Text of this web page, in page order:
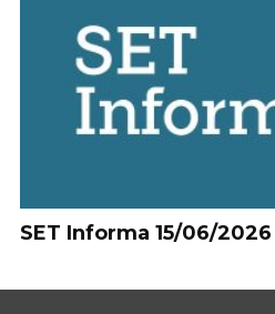
SET Informa 15/06/2026